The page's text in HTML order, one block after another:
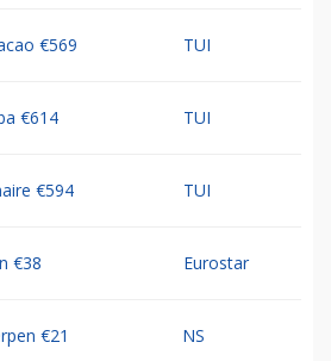
€569 TUI
€614 TUI
€594 TUI
€38 Eurostar
€21 NS